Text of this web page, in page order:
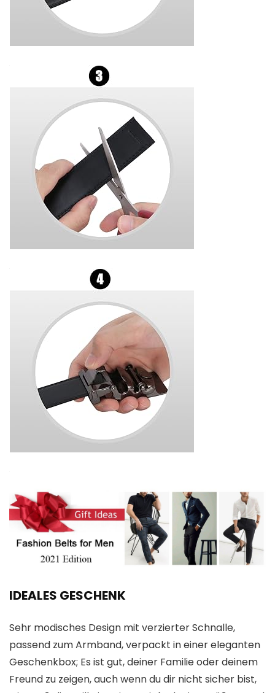
IDEALES GESCHENK
Sehr modisches Design mit verzierter Schnalle,
passend zum Armband, verpackt in einer eleganten
Geschenkbox; Es ist gut, deiner Familie oder deinem
Freund zu zeigen, auch wenn du dir nicht sicher bist,